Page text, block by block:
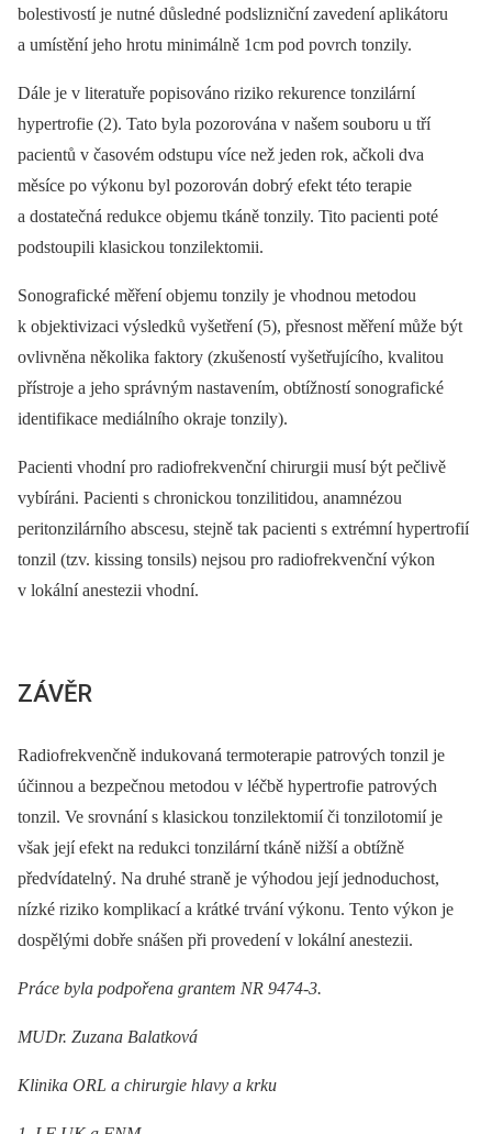
bolestivostí je nutné důsledné podslizniční zavedení aplikátoru
a umístění jeho hrotu minimálně 1cm pod povrch tonzily.
Dále je v literatuře popisováno riziko rekurence tonzilární
hypertrofie (2). Tato byla pozorována v našem souboru u tří
pacientů v časovém odstupu více než jeden rok, ačkoli dva
měsíce po výkonu byl pozorován dobrý efekt této terapie
a dostatečná redukce objemu tkáně tonzily. Tito pacienti poté
podstoupili klasickou tonzilektomii.
Sonografické měření objemu tonzily je vhodnou metodou
k objektivizaci výsledků vyšetření (5), přesnost měření může být
ovlivněna několika faktory (zkušeností vyšetřujícího, kvalitou
přístroje a jeho správným nastavením, obtížností sonografické
identifikace mediálního okraje tonzily).
Pacienti vhodní pro radiofrekvenční chirurgii musí být pečlivě
vybíráni. Pacienti s chronickou tonzilitidou, anamnézou
peritonzilárního abscesu, stejně tak pacienti s extrémní hypertrofií
tonzil (tzv. kissing tonsils) nejsou pro radiofrekvenční výkon
v lokální anestezii vhodní.
ZÁVĚR
Radiofrekvenčně indukovaná termoterapie patrových tonzil je
účinnou a bezpečnou metodou v léčbě hypertrofie patrových
tonzil. Ve srovnání s klasickou tonzilektomií či tonzilotomií je
však její efekt na redukci tonzilární tkáně nižší a obtížně
předvídatelný. Na druhé straně je výhodou její jednoduchost,
nízké riziko komplikací a krátké trvání výkonu. Tento výkon je
dospělými dobře snášen při provedení v lokální anestezii.
Práce byla podpořena grantem NR 9474-3.
MUDr. Zuzana Balatková
Klinika ORL a chirurgie hlavy a krku